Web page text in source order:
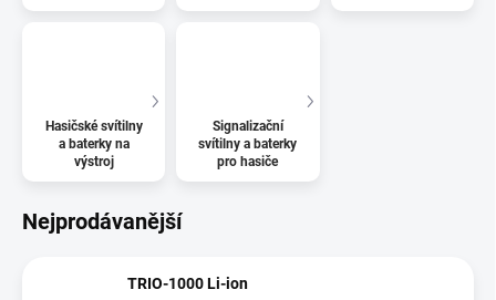
Hasičské svítilny
a baterky na
výstroj
Signalizační
svítilny a baterky
pro hasiče
Nejprodávanější
TRIO-1000 Li-ion